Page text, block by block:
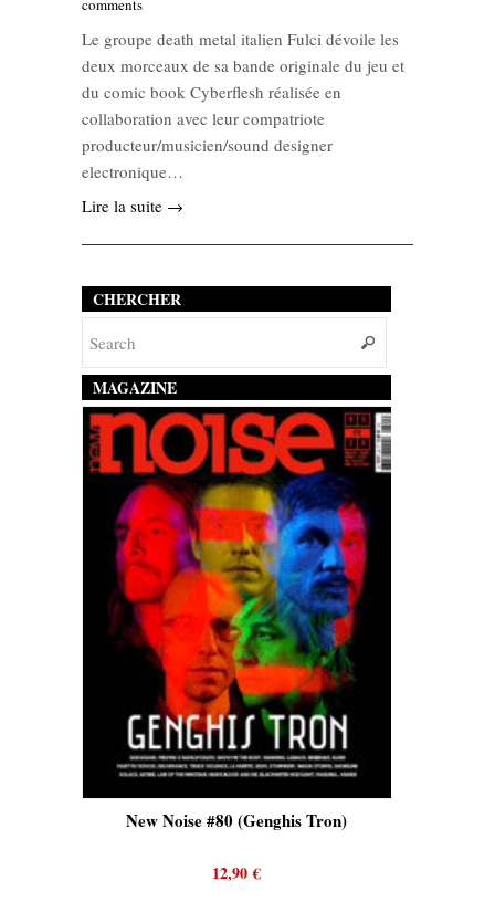
comments
Le groupe death metal italien Fulci dévoile les
deux morceaux de sa bande originale du jeu et
du comic book Cyberflesh réalisée en
collaboration avec leur compatriote
producteur/musicien/sound designer
electronique…
Lire la suite →
CHERCHER
MAGAZINE
New Noise #80 (Genghis Tron)
12,90€